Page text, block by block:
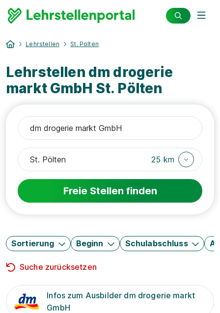
Lehrstellen St. Pölten
Lehrstellen dm drogerie
markt GmbH St. Pölten
25 km
Freie Stellen finden
Sortierung Beginn Schulabschluss
Suche zurücksetzen
Infos zum Ausbilder dm drogerie markt
GmbH